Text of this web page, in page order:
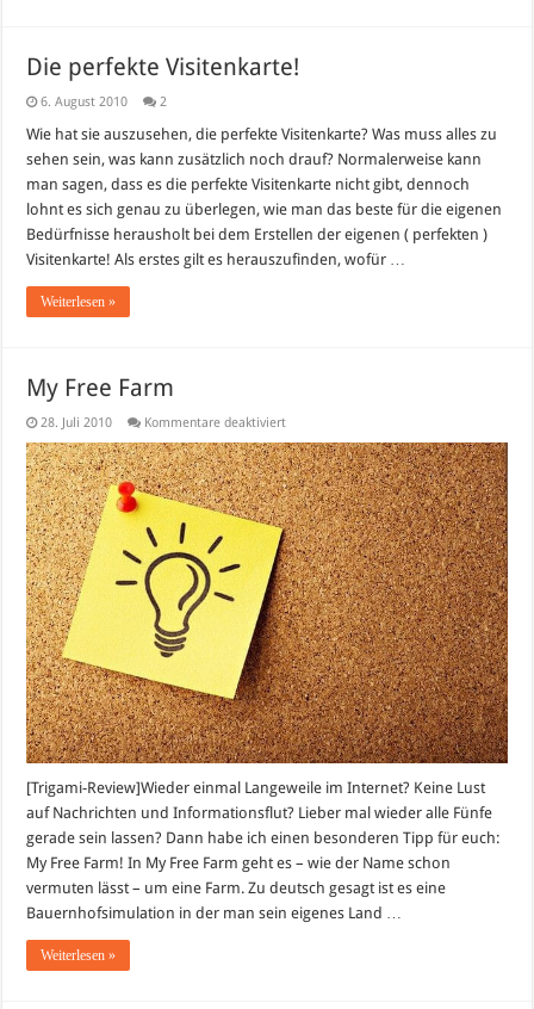
Die perfekte Visitenkarte!
6. August 2010 2
Wie hat sie auszusehen, die perfekte Visitenkarte? Was muss alles zu
sehen sein, was kann zusätzlich noch drauf? Normalerweise kann
man sagen, dass es die perfekte Visitenkarte nicht gibt, dennoch
lohnt es sich genau zu überlegen, wie man das beste für die eigenen
Bedürfnisse herausholt bei dem Erstellen der eigenen ( perfekten )
Visitenkarte! Als erstes gilt es herauszufinden, wofür …
Weiterlesen »
My Free Farm
28. Juli 2010 Kommentare deaktiviertfür
Free
Farm
[Trigami-Review]Wieder einmal Langeweile im Internet? Keine Lust
auf Nachrichten und Informationsflut? Lieber mal wieder alle Fünfe
gerade sein lassen? Dann habe ich einen besonderen Tipp für euch:
My Free Farm! In My Free Farm geht es – wie der Name schon
vermuten lässt – um eine Farm. Zu deutsch gesagt ist es eine
Bauernhofsimulation in der man sein eigenes Land …
Weiterlesen »